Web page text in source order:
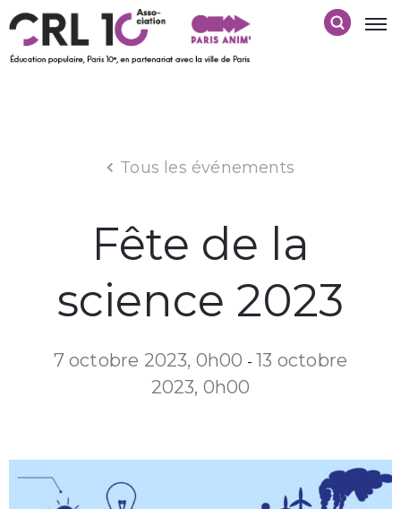
Tous les événements
Fête de la
science 2023
7 octobre 2023, 0h00 - 13 octobre
2023, 0h00